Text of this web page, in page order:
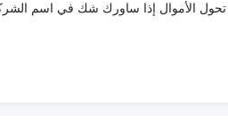
تحول الأموال إذا ساورك شك في اسم